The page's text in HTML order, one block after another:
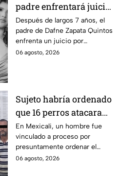
padre enfrentará juicio
por presunto abuso
cometido en 2019 en
Tamaulipas
Después de largos 7 años, el
padre de Dafne Zapata Quintos
enfrenta un juicio por
presuntamente abusar de la
06 agosto, 2026
Sujeto habría ordenado
que 16 perros atacaran
a su hermana con
discapacidad en
Mexicali, BC
En Mexicali, un hombre fue
vinculado a proceso por
presuntamente ordenar el
ataque de 16 perros contra su
06 agosto, 2026